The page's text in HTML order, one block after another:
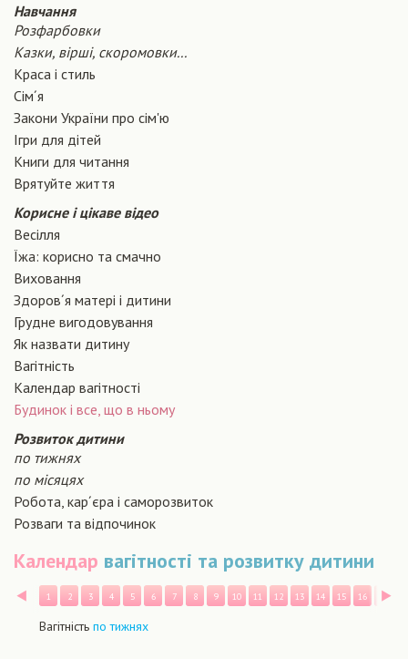
Навчання
Розфарбовки
Казки, вірші, скоромовки...
Краса і стиль
Сiм´я
Закони України про сiм'ю
Ігри для дітей
Книги для читання
Врятуйте життя
Корисне і цікаве відео
Весілля
Їжа: корисно та смачно
Виховання
Здоров´я матері і дитини
Грудне вигодовування
Як назвати дитину
Вагiтнiсть
Календар вагітності
Будинок і все, що в ньому
Розвиток дитини
по тижнях
по місяцях
Робота, кар´єра і саморозвиток
Розваги та відпочинок
Календар вагітності та розвитку дитини
Назад
1 2 3 4 5 6 7 8 9 10 11 12 13 14 15 16 17
Вагітність по тижнях